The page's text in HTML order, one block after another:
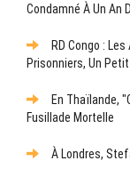
Condamné À Un An
RD Congo :
Prisonniers, Un
En Thaïlande,
Fusillade Mortelle
À Londres,